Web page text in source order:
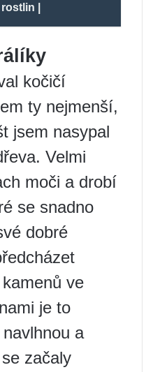
|
kočičí
ty nejmenší,
jsem nasypal
Velmi
moči a drobí
se snadno
dobré
ve
je to
a
začaly